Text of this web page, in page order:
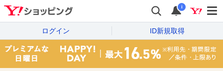
i
ログイン ID新規取得